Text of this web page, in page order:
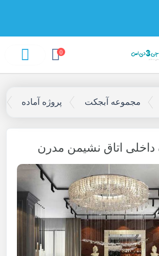
0
مجموعه آبجکت پروژه آماده
داخلی اتاق نشیمن مدرن